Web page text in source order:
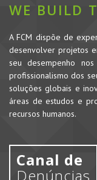
WE BUILD
A FCM dispõe de
desenvolver projetos
seu desempenho
profissionalismo dos
soluções globais e
áreas de estudos e
recursos humanos.
Canal de
Denúncias